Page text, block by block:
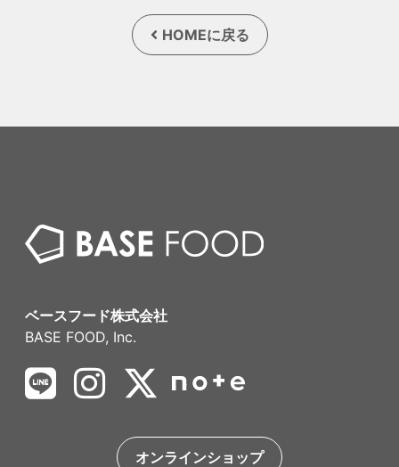
HOMEに戻る
ベースフード株式会社
BASE FOOD, Inc.
オンラインショップ